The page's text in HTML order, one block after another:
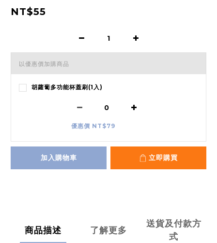
NT$55
以優惠價加購商品
胡蘿蔔多功能杯蓋刷(1入)
優惠價 NT$79
加入購物車 立即購買
商品描述 了解更多
送貨及付款方
式